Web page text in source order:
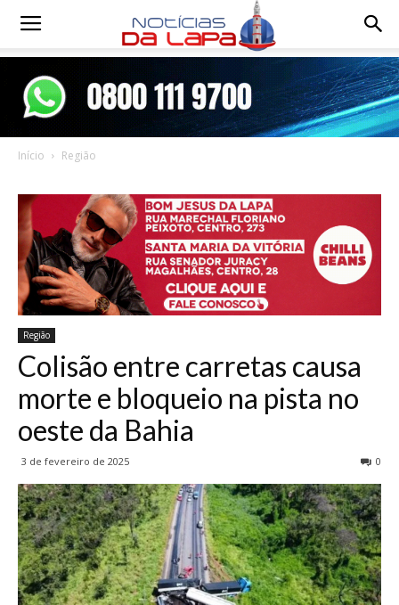
Notícias
Início Região
Região
Colisão entre carretas causa
morte e bloqueio na pista no
oeste da Bahia
3 de fevereiro de 2025 0